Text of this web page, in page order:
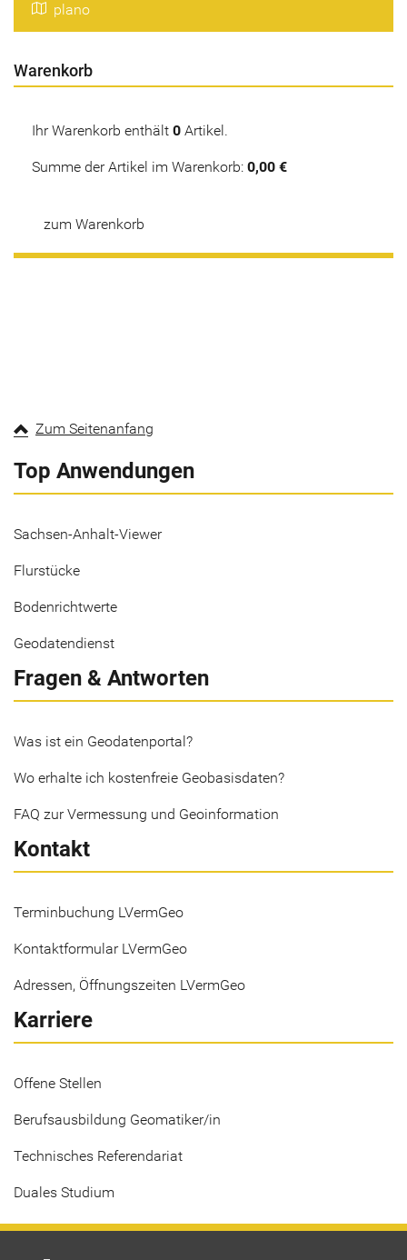
plano
Warenkorb
Ihr Warenkorb enthält 0 Artikel.
Summe der Artikel im Warenkorb: 0,00 €
zum Warenkorb
Zum Seitenanfang
Top Anwendungen
Sachsen-Anhalt-Viewer
Flurstücke
Bodenrichtwerte
Geodatendienst
Fragen & Antworten
Was ist ein Geodatenportal?
Wo erhalte ich kostenfreie Geobasisdaten?
FAQ zur Vermessung und Geoinformation
Kontakt
Terminbuchung LVermGeo
Kontaktformular LVermGeo
Adressen, Öffnungszeiten LVermGeo
Karriere
Offene Stellen
Berufsausbildung Geomatiker/in
Technisches Referendariat
Duales Studium